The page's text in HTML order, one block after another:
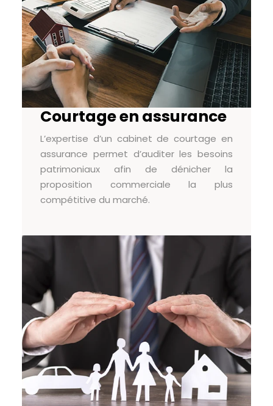
Courtage en assurance
L’expertise d’un cabinet de courtage en
assurance permet d’auditer les besoins
patrimoniaux afin de dénicher la
proposition commerciale la plus
compétitive du marché.